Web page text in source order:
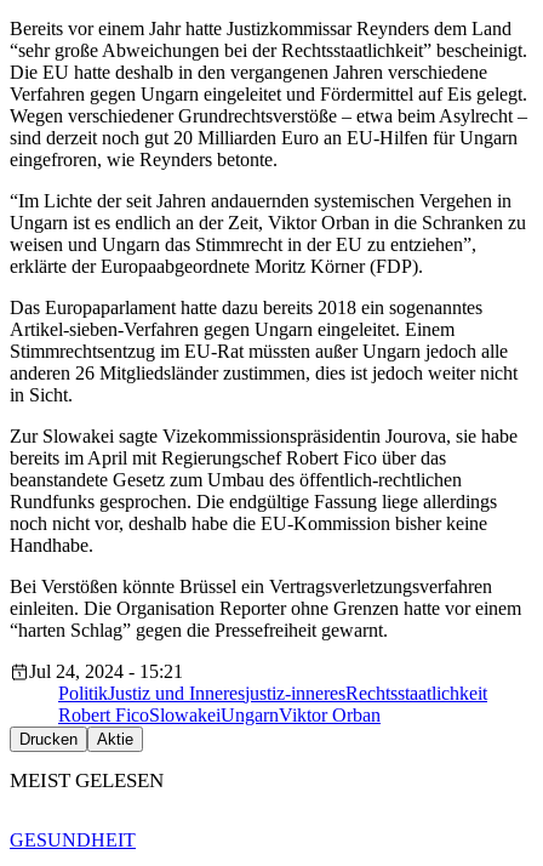
Bereits vor einem Jahr hatte Justizkommissar Reynders dem Land
“sehr große Abweichungen bei der Rechtsstaatlichkeit” bescheinigt.
Die EU hatte deshalb in den vergangenen Jahren verschiedene
Verfahren gegen Ungarn eingeleitet und Fördermittel auf Eis gelegt.
Wegen verschiedener Grundrechtsverstöße – etwa beim Asylrecht –
sind derzeit noch gut 20 Milliarden Euro an EU-Hilfen für Ungarn
eingefroren, wie Reynders betonte.
“Im Lichte der seit Jahren andauernden systemischen Vergehen in
Ungarn ist es endlich an der Zeit, Viktor Orban in die Schranken zu
weisen und Ungarn das Stimmrecht in der EU zu entziehen”,
erklärte der Europaabgeordnete Moritz Körner (FDP).
Das Europaparlament hatte dazu bereits 2018 ein sogenanntes
Artikel-sieben-Verfahren gegen Ungarn eingeleitet. Einem
Stimmrechtsentzug im EU-Rat müssten außer Ungarn jedoch alle
anderen 26 Mitgliedsländer zustimmen, dies ist jedoch weiter nicht
in Sicht.
Zur Slowakei sagte Vizekommissionspräsidentin Jourova, sie habe
bereits im April mit Regierungschef Robert Fico über das
beanstandete Gesetz zum Umbau des öffentlich-rechtlichen
Rundfunks gesprochen. Die endgültige Fassung liege allerdings
noch nicht vor, deshalb habe die EU-Kommission bisher keine
Handhabe.
Bei Verstößen könnte Brüssel ein Vertragsverletzungsverfahren
einleiten. Die Organisation Reporter ohne Grenzen hatte vor einem
“harten Schlag” gegen die Pressefreiheit gewarnt.
Jul 24, 2024 - 15:21
PolitikJustiz und Inneresjustiz-inneresRechtsstaatlichkeit
Robert FicoSlowakeiUngarnViktor Orban
Drucken Aktie
MEIST GELESEN
GESUNDHEIT